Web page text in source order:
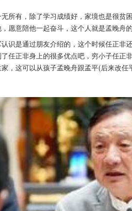
所有，除了学习成绩好，家境也是很贫
愿意陪他一起奋斗，这个人就是孟晚舟的
识是通过朋友介绍的，这个时候任正
任正非身上的很多优点吧，穷小子任正
，这可以从孩子孟晚舟跟孟平(后来改任